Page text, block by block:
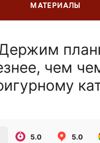
МАТЕРИАЛЫ
чем
5.0 5.0